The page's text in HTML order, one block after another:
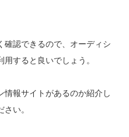
確認できるので、オーディシ
すると良いでしょう。
情報サイトがあるのか紹介し
い。